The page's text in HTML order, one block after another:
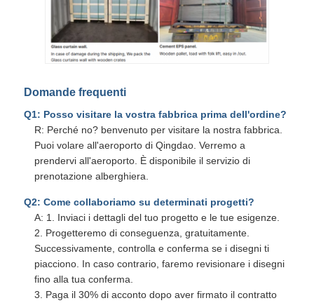
Domande frequenti
Q1: Posso visitare la vostra fabbrica prima dell'ordine?
R: Perché no? benvenuto per visitare la nostra fabbrica.
Puoi volare all'aeroporto di Qingdao. Verremo a
prendervi all'aeroporto. È disponibile il servizio di
prenotazione alberghiera.
Q2: Come collaboriamo su determinati progetti?
A: 1. Inviaci i dettagli del tuo progetto e le tue esigenze.
2. Progetteremo di conseguenza, gratuitamente.
Successivamente, controlla e conferma se i disegni ti
piacciono. In caso contrario, faremo revisionare i disegni
fino alla tua conferma.
3. Paga il 30% di acconto dopo aver firmato il contratto